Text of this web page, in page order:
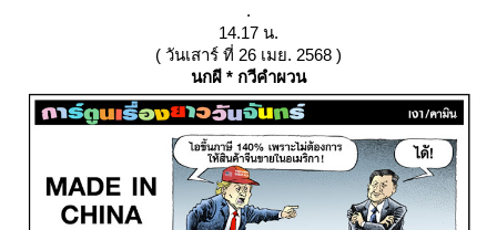
.
14.17 น.
( วันเสาร์ ที่ 26 เมย. 2568 )
นกผี * กวีคำผวน